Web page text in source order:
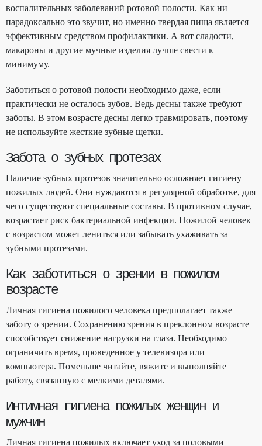
воспалительных заболеваний ротовой полости. Как ни
парадоксально это звучит, но именно твердая пища является
эффективным средством профилактики. А вот сладости,
макароны и другие мучные изделия лучше свести к
минимуму.
Заботиться о ротовой полости необходимо даже, если
практически не осталось зубов. Ведь десны также требуют
заботы. В этом возрасте десны легко травмировать, поэтому
не используйте жесткие зубные щетки.
Забота о зубных протезах
Наличие зубных протезов значительно осложняет гигиену
пожилых людей. Они нуждаются в регулярной обработке, для
чего существуют специальные составы. В противном случае,
возрастает риск бактериальной инфекции. Пожилой человек
с возрастом может лениться или забывать ухаживать за
зубными протезами.
Как заботиться о зрении в пожилом
возрасте
Личная гигиена пожилого человека предполагает также
заботу о зрении. Сохранению зрения в преклонном возрасте
способствует снижение нагрузки на глаза. Необходимо
ограничить время, проведенное у телевизора или
компьютера. Поменьше читайте, вяжите и выполняйте
работу, связанную с мелкими деталями.
Интимная гигиена пожилых женщин и
мужчин
Личная гигиена пожилых включает уход за половыми